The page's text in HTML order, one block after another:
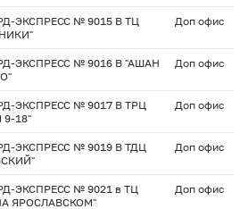
ЭКСПРЕСС № 9015 В ТЦ
Доп офис
ЭКСПРЕСС № 9016 В "АШАН
Доп офис
ЭКСПРЕСС № 9017 В ТРЦ
9-18"
Доп офис
ЭКСПРЕСС № 9019 В ТДЦ
Доп офис
ЭКСПРЕСС № 9021 в ТЦ
ЯРОСЛАВСКОМ"
Доп офис